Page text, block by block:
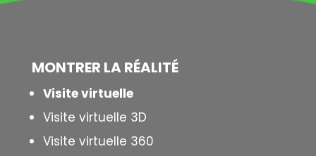
MONTRER LARÉALITÉ
Visite virtuelle
Visite virtuelle 3D
Visite virtuelle 360